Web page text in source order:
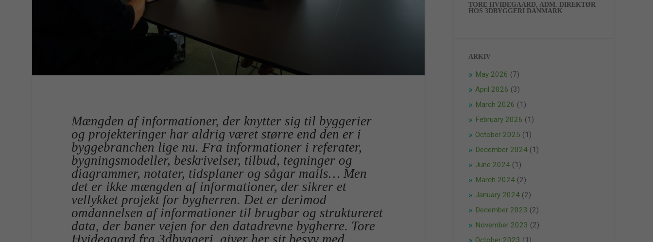
Mængden af informationer, der knytter sig til byggerier
og projekteringer har aldrig været større end den er i
byggebranchen lige nu. Fra informationer i referater,
bygningsmodeller, beskrivelser, tilbud, tegninger og
diagrammer, notater, tidsplaner og sågar mails… Men
det er ikke mængden af informationer, der sikrer et
vellykket projekt for bygherren. Det er derimod
omdannelsen af informationer til brugbar og struktureret
data, der baner vejen for den datadrevne bygherre. Tore
Hvidegaard fra 3dbyggeri, giver her sit besyv med.
TORE HVIDEGAARD, ADM. DIREKTØR
HOS 3DBYGGERI DANMARK
ARKIV
May 2026 (7)
April 2026 (3)
March 2026 (1)
February 2026 (1)
October 2025 (1)
December 2024(1)
June 2024(1)
March 2024(2)
January 2024(2)
December 2023 (2)
November 2023 (2)
October 2023 (1)